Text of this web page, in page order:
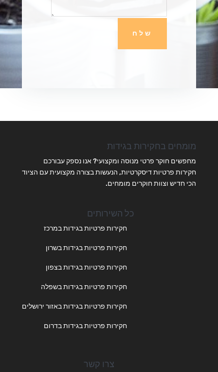
שלח
מומחים בחקירות בגידות
מחפשים חוקר פרטי מנוסה ומקצועי? אנו נספק עבורכם
חקירות פרטיות דיסקרטיות, הנעשות בצורה מקצועית עם הציוד
הכי חדיש וצוות חוקרים מומחים.
כל השירותים
חקירות פרטיות בגידות במרכז
חקירות פרטיות בגידות בשרון
חקירות פרטיות בגידות בצפון
חקירות פרטיות בגידות בשפלה
חקירות פרטיות בגידות באזור ירושלים
חקירות פרטיות בגידות בדרום
צרו קשר